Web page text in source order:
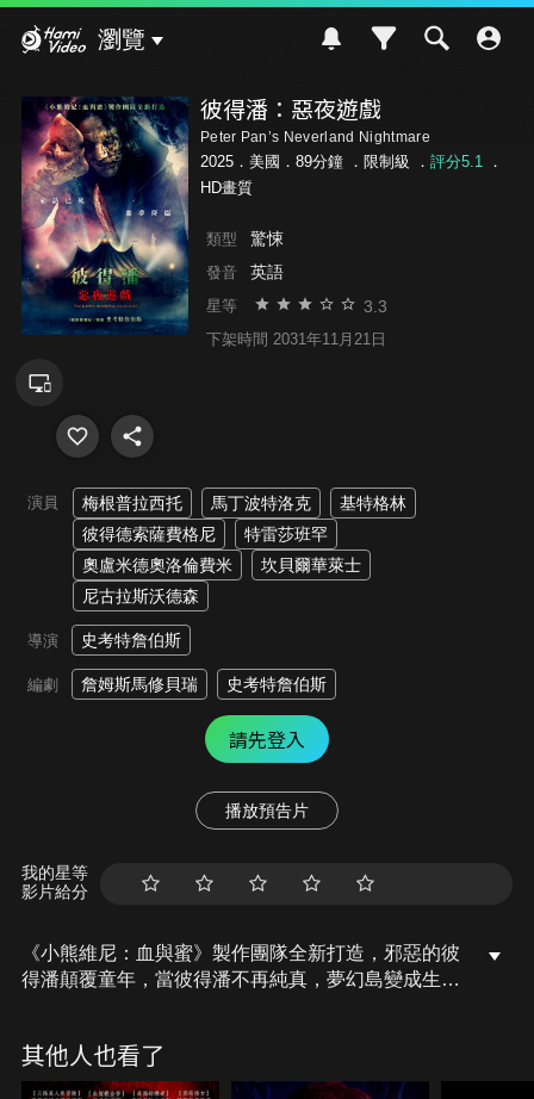
瀏覽
彼得潘：惡夜遊戲
Peter Pan’s Neverland Nightmare
2025．美國．89分鐘 ． 限制級 ． 評分5.1．
HD畫質
類型 驚悚
發音 英語
星等 3.3
下架時間 2031年11月21日
演員 梅根普拉西托 馬丁波特洛克
基特格林
彼得德索薩費格尼
特雷莎班罕
奧盧米德奧洛倫費米
坎貝爾華萊士
尼古拉斯沃德森
導演 史考特詹伯斯
編劇 詹姆斯馬修貝瑞 史考特詹伯斯
請先登入
播放預告片
我的星等
影片給分
《小熊維尼：血與蜜》製作團隊全新打造，邪惡的彼
得潘顛覆童年，當彼得潘不再純真，夢幻島變成生死
遇見了被毒品腐蝕、形容枯槁的小叮噹，溫蒂將要面
對的不僅僅是扭曲的童話，還有那令人窒息的恐怖真
其他人也看了